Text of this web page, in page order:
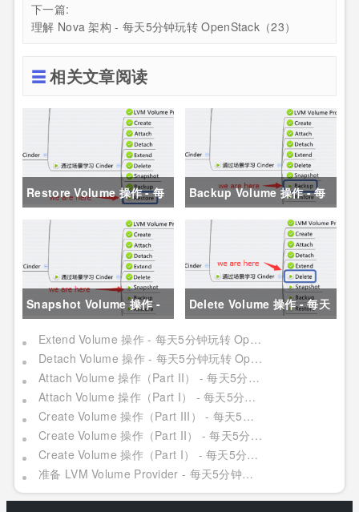
下一篇:
理解 Nova 架构 - 每天5分钟玩转 OpenStack（23）
相关文章阅读
Restore Volume 操作 - 每
天5分钟玩转
OpenStack（60）
Backup Volume 操作 - 每
天5分钟玩转
OpenStack（59）
Snapshot Volume 操作 -
每天5分钟玩转
OpenStack（58）
Delete Volume 操作 - 每天
5分钟玩转
OpenStack（57）
Extend Volume 操作 - 每天5分钟玩转 OpenStack（56）
Detach Volume 操作 - 每天5分钟玩转 OpenStack（55）
Attach Volume 操作（Part II） - 每天5分钟玩转 OpenStack（54）
Attach Volume 操作（Part I） - 每天5分钟玩转 OpenStack（53）
Create Volume 操作（Part III） - 每天5分钟玩转 OpenStack（52）
Create Volume 操作（Part II） - 每天5分钟玩转 OpenStack（51）
Create Volume 操作（Part I） - 每天5分钟玩转 OpenStack（50）
准备 LVM Volume Provider - 每天5分钟玩转 OpenStack（49）